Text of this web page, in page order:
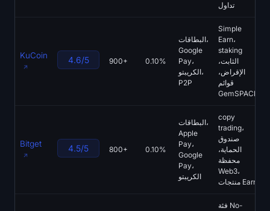
تداول
KuCoin 4.6/5 900+ 0.10%
البطاقات،
Google
Pay،
الكريبتو،
P2P
Simple
Earn،
staking
الثابت،
الإقراض،
قوائم
GemSPACE
Bitget 4.5/5 800+ 0.10%
البطاقات،
Apple
Pay،
Google
Pay،
الكريبتو
copy
trading،
صندوق
الحماية،
محفظة
Web3،
منتجات Earn
فئة No-